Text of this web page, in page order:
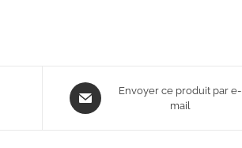
Opens
in
Envoyer ce produit par e-
mail